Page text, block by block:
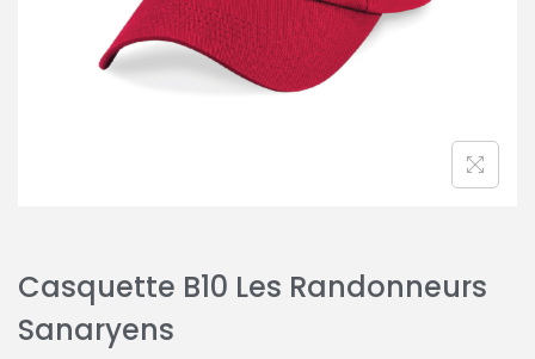
Casquette B10 Les Randonneurs
Sanaryens